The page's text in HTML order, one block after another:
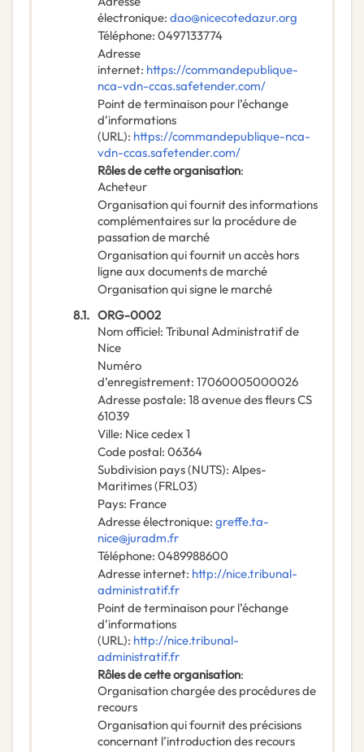
électronique: dao@nicecotedazur.org
Téléphone: 0497133774
Adresse
internet: https://commandepublique-
nca-vdn-ccas.safetender.com/
Point de terminaison pour l’échange
d’informations
(URL): https://commandepublique-nca-
vdn-ccas.safetender.com/
Rôles de cette organisation:
Acheteur
Organisation qui fournit des informations
complémentaires sur la procédure de
passation de marché
Organisation qui fournit un accès hors
ligne aux documents de marché
Organisation qui signe le marché
8.1. ORG-0002
Nom officiel: Tribunal Administratif de
Nice
Numéro
d’enregistrement: 17060005000026
Adresse postale: 18 avenue des fleurs CS
61039
Ville: Nice cedex 1
Code postal: 06364
Subdivision pays (NUTS): Alpes-
Maritimes(FRL03)
Pays: France
Adresse électronique: greffe.ta-
nice@juradm.fr
Téléphone: 0489988600
Adresse internet: http://nice.tribunal-
administratif.fr
Point de terminaison pour l’échange
d’informations
(URL): http://nice.tribunal-
administratif.fr
Rôles de cette organisation:
Organisation chargée des procédures de
recours
Organisation qui fournit des précisions
concernant l’introduction des recours